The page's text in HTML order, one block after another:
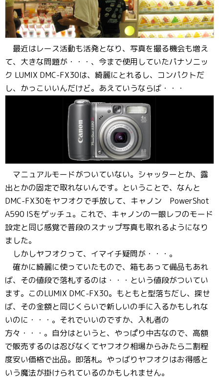
最近はレース活動も活発となり、写真を撮る機会も増え
て、大きな問題が・・・、今まで使用していたパナソニッ
ク LUMIX DMC-FX30は、綺麗にとれるし、コンパクトだ
し、かっこいいんだけど。あえていうならば・・・
マニュアルモードがついていない。シャッターとか、露
出とかの固定で取れないんです。ということで、なんと
DMC-FX30をヤフオクで手放して、キャノン PowerShot
A590 ISをゲッチュ。これで、キャノンの一眼レフのモード
設定と同じ感覚で普段のスナップ写真も取れるようになり
ました。
しかしヤフオクって、イマイチ疑問が・・・。
確かに綺麗に使っていたもので、箱もあって備品もあれ
ば、その値段で落札するのは・・・という値段がついてい
ます。このLUMIX DMC-FX30。もともと型落ちだし、探せ
ば、その金額と同じくらいで新しいの手に入るかもしれな
いのに・・・。それでいいのですか、入札者の
方々・・・。自分はというと、やっぱり中古なので、高額
で販売するのは忍びなくてヤフオク相場からみたら二割程
度安い価格で出品。即落札。やっばりヤフオクはお得感と
いう魔法が掛けられているのかもしれません。